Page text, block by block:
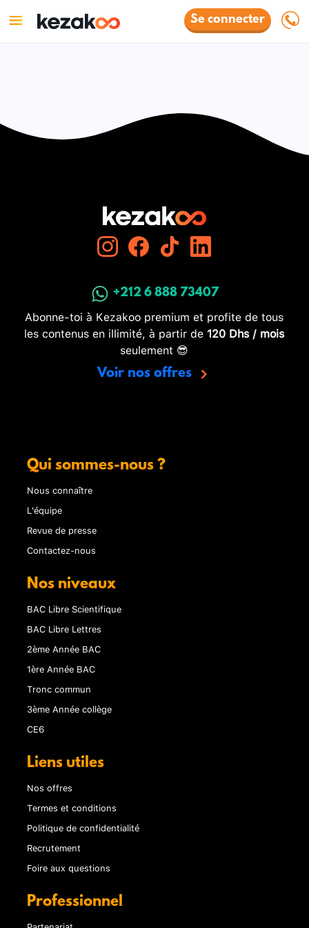
Se connecter
+212 6 888 73407
Abonne-toi à Kezakoo premium et profite de tous
les contenus en illimité, à partir de 120 Dhs / mois
seulement 😎
Voir nos offres
Qui sommes-nous ?
Nous connaître
L'équipe
Revue de presse
Contactez-nous
Nos niveaux
BAC Libre Scientifique
BAC Libre Lettres
2ème Année BAC
1ère Année BAC
Tronc commun
3ème Année collège
CE6
Liens utiles
Nos offres
Termes et conditions
Politique de confidentialité
Recrutement
Foire aux questions
Professionnel